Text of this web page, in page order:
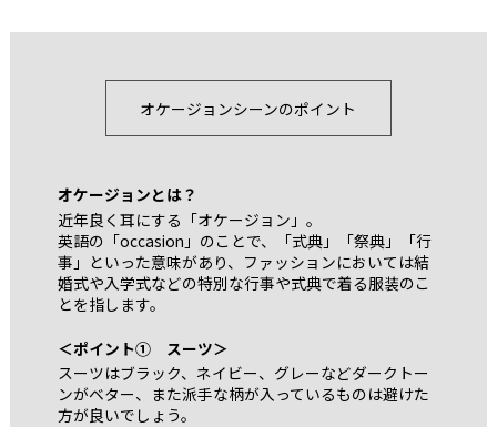
オケージョンシーンのポイント
オケージョンとは？
近年良く耳にする「オケージョン」。
英語の「occasion」のことで、「式典」「祭典」「行
事」といった意味があり、ファッションにおいては結
婚式や入学式などの特別な行事や式典で着る服装のこ
とを指します。
＜ポイント① スーツ＞
スーツはブラック、ネイビー、グレーなどダークトー
ンがベター、また派手な柄が入っているものは避けた
方が良いでしょう。